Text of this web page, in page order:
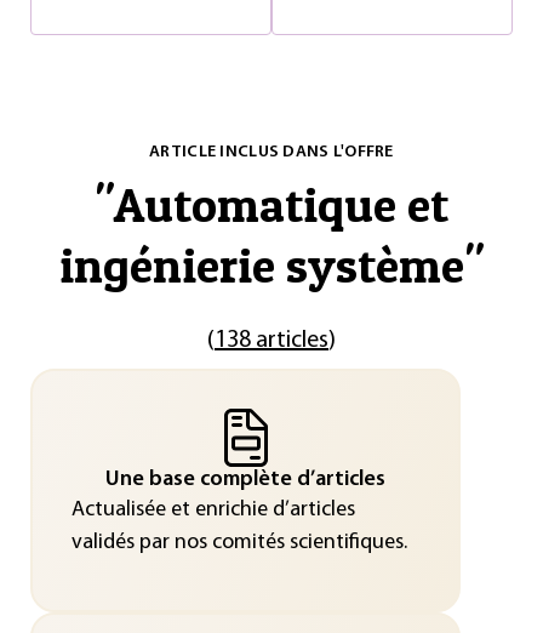
ARTICLE INCLUS DANS L'OFFRE
"Automatique et
ingénierie système"
(138 articles)
Une base complète d’articles
Actualisée et enrichie d’articles
validés par nos comités scientifiques.